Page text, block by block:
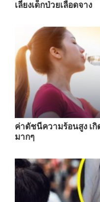
เลี่ยงเด็กป่วยเลือดจาง
ค่าดัชนีความร้อนสูง เ
มากๆ